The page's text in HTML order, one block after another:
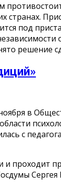
под
решение
в
с